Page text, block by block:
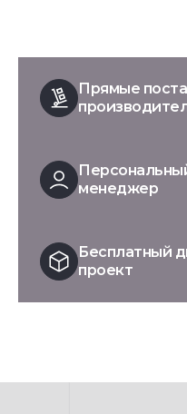
Прямые
менеджер
Бесплатный
проект